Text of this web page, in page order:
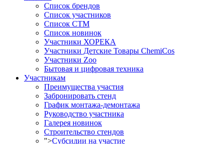
Список брендов
Список участников
Список СТМ
Список новинок
Участники ХОРЕКА
Участники Детские Товары ChemiCos
Участники Zoo
Бытовая и цифровая техника
Участникам
Преимущества участия
Забронировать стенд
График монтажа-демонтажа
Руководство участника
Галерея новинок
Строительство стендов
">Субсидии на участие